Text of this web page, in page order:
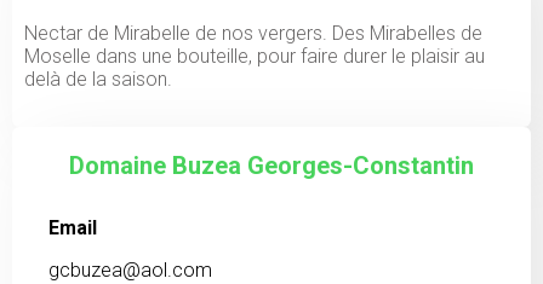
Nectar de Mirabelle de nos vergers. Des Mirabelles de
Moselle dans une bouteille, pour faire durer le plaisir au
delà de la saison.
Domaine Buzea Georges-Constantin
Email
gcbuzea@aol.com